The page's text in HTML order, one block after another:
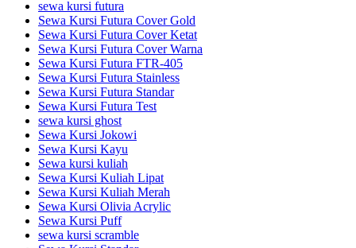
sewa kursi futura
Sewa Kursi Futura Cover Gold
Sewa Kursi Futura Cover Ketat
Sewa Kursi Futura Cover Warna
Sewa Kursi Futura FTR-405
Sewa Kursi Futura Stainless
Sewa Kursi Futura Standar
Sewa Kursi Futura Test
sewa kursi ghost
Sewa Kursi Jokowi
Sewa Kursi Kayu
Sewa kursi kuliah
Sewa Kursi Kuliah Lipat
Sewa Kursi Kuliah Merah
Sewa Kursi Olivia Acrylic
Sewa Kursi Puff
sewa kursi scramble